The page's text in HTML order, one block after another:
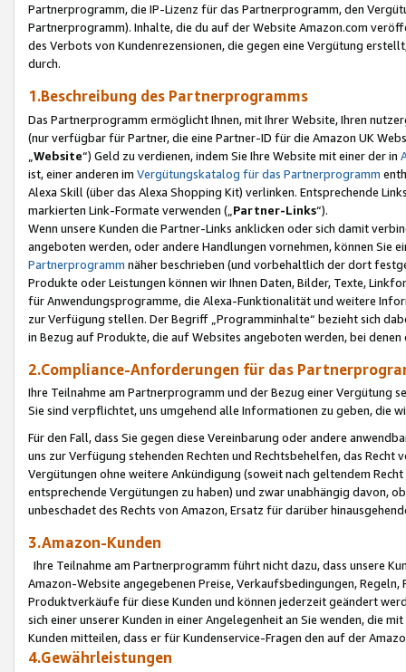
Partnerprogramm, die IP-Lizenz für das Partnerprogramm, den
Partnerprogramm). Inhalte, die du auf der Website Amazon.com
des Verbots von Kundenrezensionen, die gegen eine Vergütung
durch.
1.Beschreibung des Partnerprogramms
Das Partnerprogramm ermöglicht Ihnen, mit Ihrer Website, Ihren
(nur verfügbar für Partner, die eine Partner-ID für die Amazon UK
Website“) Geld zu verdienen, indem Sie Ihre Website mit einer der in
ist, einer anderen im Vergütungskatalog für das Partnerprogramm
Alexa Skill (über das Alexa Shopping Kit) verlinken. Entsprechende
markierten Link-Formate verwenden („ Partner-Links“).
Wenn unsere Kunden die Partner-Links anklicken oder sich damit
angeboten werden, oder andere Handlungen vornehmen, können Sie
Partnerprogramm näher beschrieben (und vorbehaltlich der dort
Produkte oder Leistungen können wir Ihnen Daten, Bilder, Texte,
für Anwendungsprogramme, die Alexa-Funktionalität und weitere
zur Verfügung stellen. Der Begriff „Programminhalte“ bezieht sich
in Bezug auf Produkte, die auf Websites angeboten werden, bei
2.Compliance-Anforderungen für das
Ihre Teilnahme am Partnerprogramm und der Bezug einer Vergütung
Sie sind verpflichtet, uns umgehend alle Informationen zu geben, die
Für den Fall, dass Sie gegen diese Vereinbarung oder andere
uns zur Verfügung stehenden Rechten und Rechtsbehelfen, das
Vergütungen ohne weitere Ankündigung (soweit nach geltendem
entsprechende Vergütungen zu haben) und zwar unabhängig davon,
unbeschadet des Rechts von Amazon, Ersatz für darüber
3.Amazon-Kunden
Ihre Teilnahme am Partnerprogramm führt nicht dazu, dass unsere
Amazon-Website angegebenen Preise, Verkaufsbedingungen,
Produktverkäufe für diese Kunden und können jederzeit geändert
sich einer unserer Kunden in einer Angelegenheit an Sie wenden, die
Kunden mitteilen, dass er für Kundenservice-Fragen den auf der
4.Gewährleistungen